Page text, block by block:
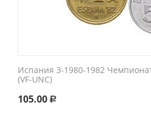
Испания 3-1980-1982
(VF-UNC)
105.00 Р